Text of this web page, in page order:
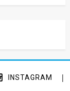
INSTAGRAM